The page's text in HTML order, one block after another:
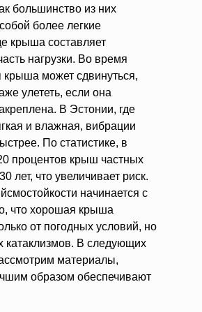
большинство из них
более легкие
крыша составляет
нагрузки. Во время
крыша может сдвинуться,
улететь, если она
В Эстонии, где
и влажная, вибрации
По статистике, в
процентов крыш частных
лет, что увеличивает риск.
начинается с
что хорошая крыша
от погодных условий, но
катаклизмов. В следующих
материалы,
образом обеспечивают